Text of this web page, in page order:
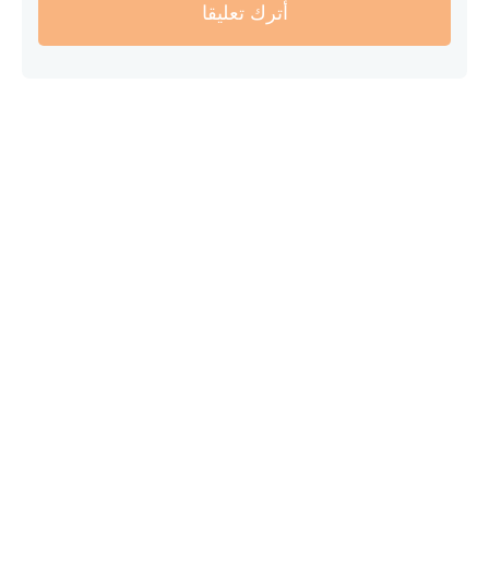
أترك تعليقا